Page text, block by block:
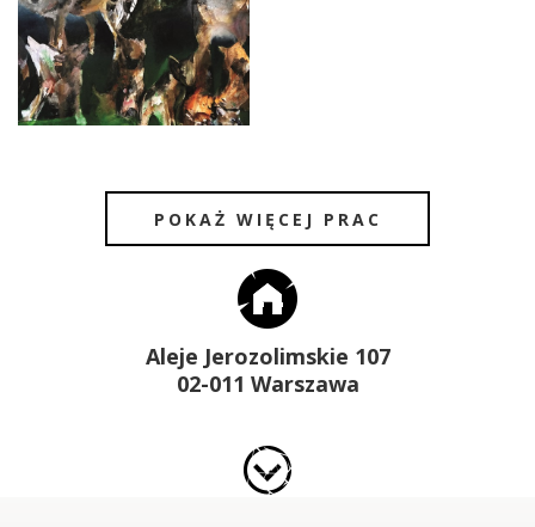
POKAŻ WIĘCEJ PRAC
Aleje Jerozolimskie 107
02-011 Warszawa